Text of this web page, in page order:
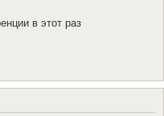
в этот раз